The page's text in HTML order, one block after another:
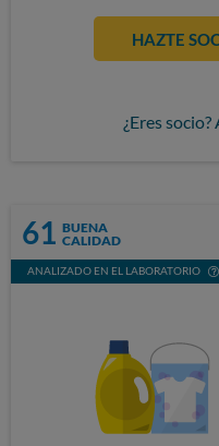
HAZTE
¿Eres
61 BUENA
CALIDAD
ANALIZADO EN EL LABORATORIO